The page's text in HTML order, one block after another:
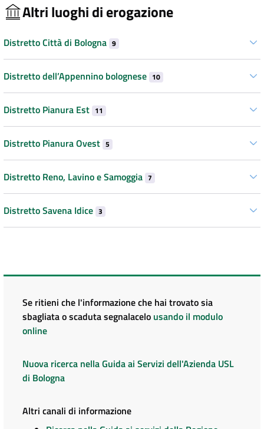
Altri luoghi di erogazione
Distretto Città di Bologna 9
Distretto dell’Appennino bolognese 10
Distretto Pianura Est 11
Distretto Pianura Ovest 5
Distretto Reno, Lavino e Samoggia 7
Distretto Savena Idice 3
Se ritieni che l'informazione che hai trovato sia
sbagliata o scaduta segnalacelo usando il modulo
online
Nuova ricerca nella Guida ai Servizi dell'Azienda USL
di Bologna
Altri canali di informazione